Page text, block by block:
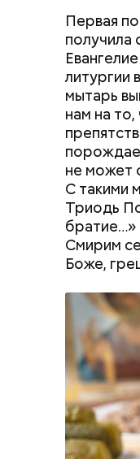
Первая
получила
литургии
мытарь
нам на
не может
С такими
Триодь
братие…»
Смирим
Боже,
— В дыне
С одной
помнить,